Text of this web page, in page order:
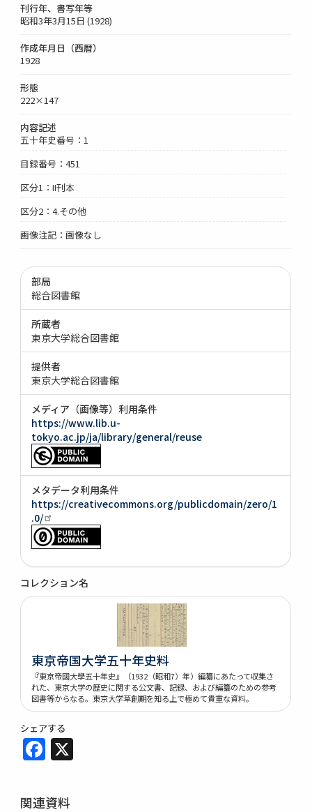
刊行年、書写年等
昭和3年3月15日 (1928)
作成年月日（西暦）
1928
形態
222×147
内容記述
五十年史番号：1
目録番号：451
区分1：II刊本
区分2：4.その他
画像注記：画像なし
部局
総合図書館
所蔵者
東京大学総合図書館
提供者
東京大学総合図書館
メディア（画像等）利用条件
https://www.lib.u-
tokyo.ac.jp/ja/library/general/reuse
メタデータ利用条件
https://creativecommons.org/publicdomain/zero/1
.0/
コレクション名
東京帝国大学五十年史料
『東京帝國大學五十年史』（1932（昭和7）年）編纂にあたって収集さ
れた、東京大学の歴史に関する公文書、記録、および編纂のための参考
図書等からなる。東京大学草創期を知る上で極めて貴重な資料。
シェアする
Facebook
関連資料